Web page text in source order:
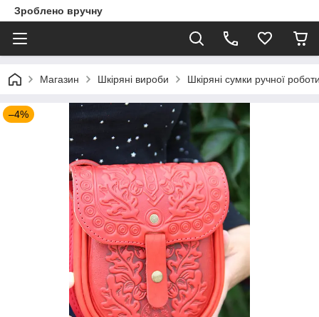
Зроблено вручну
Магазин Шкіряні вироби Шкіряні сумки ручної
–4%